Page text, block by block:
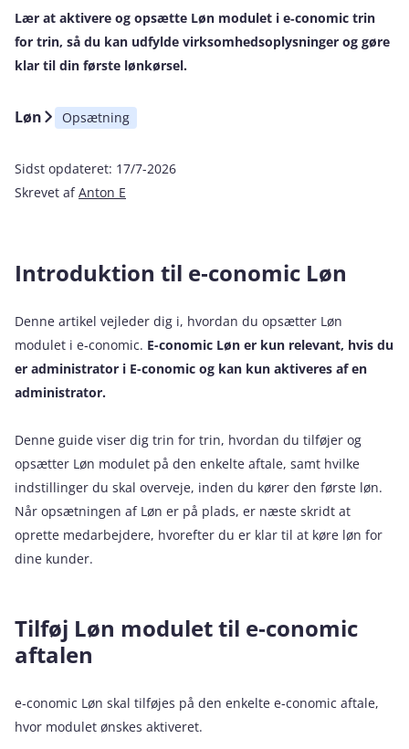
Lær at aktivere og opsætte Løn modulet i e‑conomic trin
for trin, så du kan udfylde virksomhedsoplysninger og gøre
klar til din første lønkørsel.
Løn Opsætning
Sidst opdateret: 17/7-2026
Skrevet afAnton E
Introduktion til e‑conomic Løn
Denne artikel vejleder dig i, hvordan du opsætter Løn
modulet i e‑conomic. E-conomic Løn er kun relevant, hvis du
er administrator i E-conomic og kan kun aktiveres af en
administrator.
Denne guide viser dig trin for trin, hvordan du tilføjer og
opsætter Løn modulet på den enkelte aftale, samt hvilke
indstillinger du skal overveje, inden du kører den første løn.
Når opsætningen af Løn er på plads, er næste skridt at
oprette medarbejdere, hvorefter du er klar til at køre løn for
dine kunder.
Tilføj Løn modulet til e‑conomic
aftalen
e‑conomic Løn skal tilføjes på den enkelte e‑conomic aftale,
hvor modulet ønskes aktiveret.